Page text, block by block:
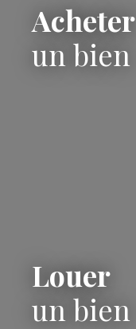
Acheter
un bien
Louer
un bien